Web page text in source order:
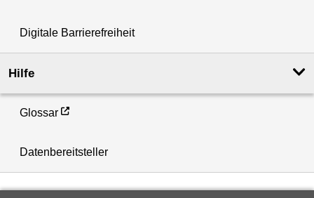
Digitale Barrierefreiheit
Hilfe
Glossar
Datenbereitsteller